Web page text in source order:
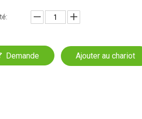
Demande Ajouter au chariot